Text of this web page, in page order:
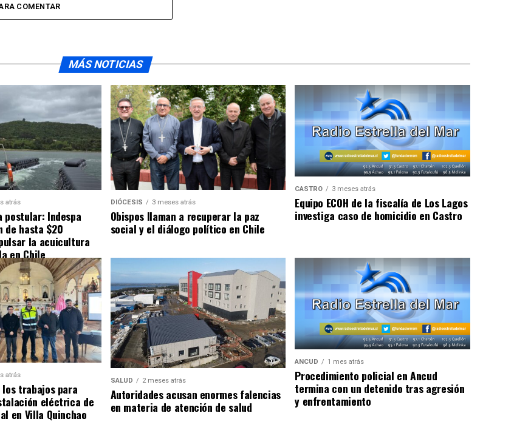
COMENTAR
MÁS NOTICIAS
atrás
postular: Indespa
de hasta $20
la acuicultura
en Chile
DIÓCESIS 3 meses atrás
Obispos llaman a recuperar la paz
social y el diálogo político en Chile
CASTRO 3 meses atrás
Equipo ECOH de la fiscalía de Los Lagos
investiga caso de homicidio en Castro
atrás
trabajos para
eléctrica de
en Villa Quinchao
SALUD 2 meses atrás
Autoridades acusan enormes falencias
en materia de atención de salud
ANCUD 1 mes atrás
Procedimiento policial en Ancud
termina con un detenido tras agresión
y enfrentamiento